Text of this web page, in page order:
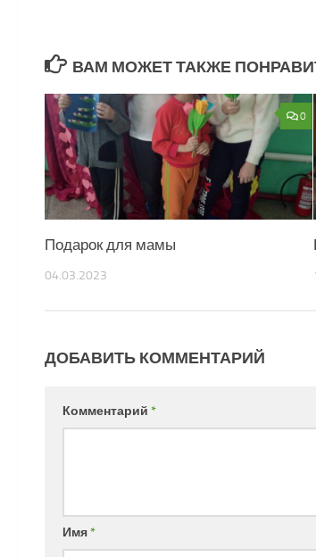
ВАМ МОЖЕТ ТАКЖЕ
0
Подарок для мамы
04.03.2023
ДОБАВИТЬ КОММЕНТАРИЙ
Комментарий *
Имя*